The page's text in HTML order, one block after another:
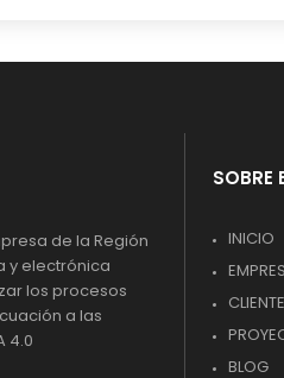
de la Región
y electrónica
los procesos
a las
4.0
SOBRE
INICIO
BLOG